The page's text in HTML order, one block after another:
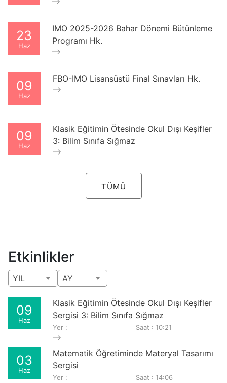
23
Haz
IMO 2025-2026 Bahar Dönemi Bütünleme
Programı Hk.
09
Haz
FBO-IMO Lisansüstü Final Sınavları Hk.
09
Haz
Klasik Eğitimin Ötesinde Okul Dışı Keşifler
3: Bilim Sınıfa Sığmaz
TÜMÜ
Etkinlikler
YIL AY
09
Haz
Klasik Eğitimin Ötesinde Okul Dışı Keşifler
Sergisi 3: Bilim Sınıfa Sığmaz
Yer : Saat : 10:21
03
Haz
Matematik Öğretiminde Materyal Tasarımı
Sergisi
Yer : Saat : 14:06